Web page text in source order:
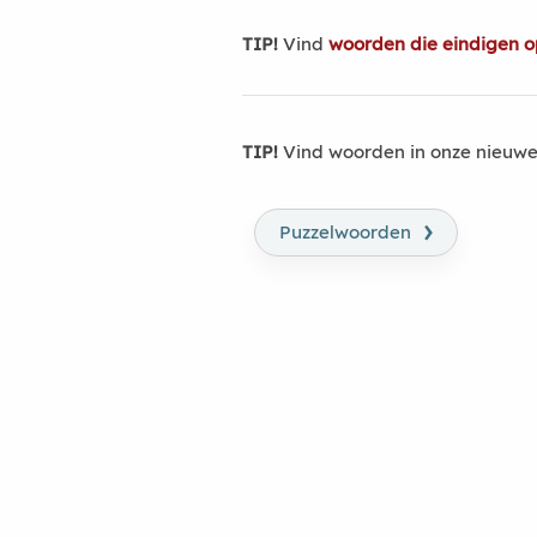
TIP! Vind woorden die eindigen
TIP! Vind woorden in onze
Puzzelwoorden ›